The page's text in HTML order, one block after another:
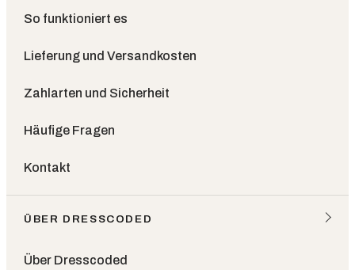
So funktioniert es
Lieferung und Versandkosten
Zahlarten und Sicherheit
Häufige Fragen
Kontakt
ÜBER DRESSCODED
Über Dresscoded